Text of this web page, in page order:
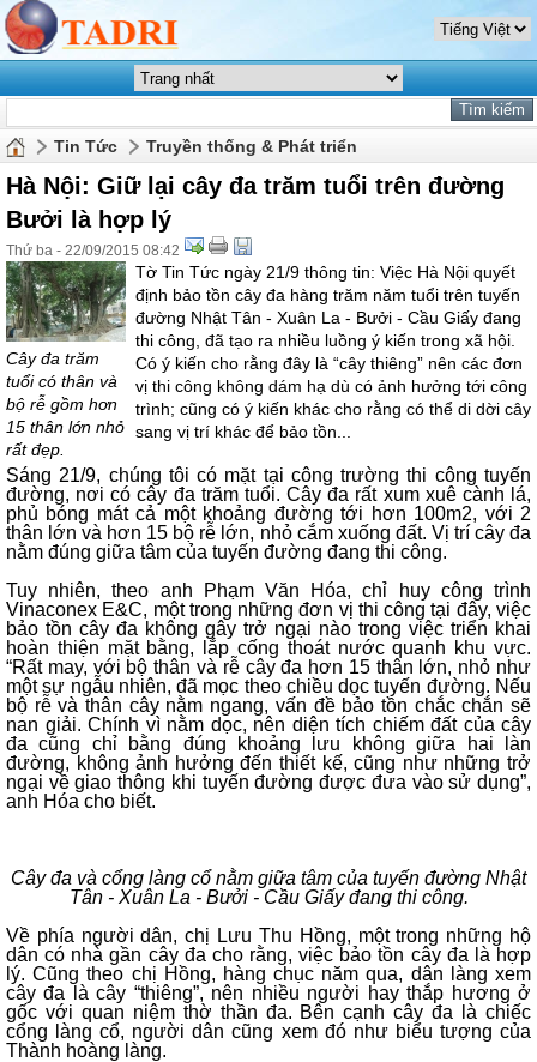
Tin Tức Truyền thống & Phát triển
Hà Nội: Giữ lại cây đa trăm tuổi trên đường
Bưởi là hợp lý
Thứ ba - 22/09/2015 08:42
Cây đa trăm
tuổi có thân và
bộ rễ gồm hơn
15 thân lớn nhỏ
rất đẹp.
Tờ Tin Tức ngày 21/9 thông tin: Việc Hà Nội quyết
định bảo tồn cây đa hàng trăm năm tuổi trên tuyến
đường Nhật Tân - Xuân La - Bưởi - Cầu Giấy đang
thi công, đã tạo ra nhiều luồng ý kiến trong xã hội.
Có ý kiến cho rằng đây là “cây thiêng” nên các đơn
vị thi công không dám hạ dù có ảnh hưởng tới công
trình; cũng có ý kiến khác cho rằng có thể di dời cây
sang vị trí khác để bảo tồn...
Sáng 21/9, chúng tôi có mặt tại công trường thi công tuyến
đường, nơi có cây đa trăm tuổi. Cây đa rất xum xuê cành lá,
phủ bóng mát cả một khoảng đường tới hơn 100m2, với 2
thân lớn và hơn 15 bộ rễ lớn, nhỏ cắm xuống đất. Vị trí cây đa
nằm đúng giữa tâm của tuyến đường đang thi công.
Tuy nhiên, theo anh Phạm Văn Hóa, chỉ huy công trình
Vinaconex E&C, một trong những đơn vị thi công tại đây, việc
bảo tồn cây đa không gây trở ngại nào trong việc triển khai
hoàn thiện mặt bằng, lắp cống thoát nước quanh khu vực.
“Rất may, với bộ thân và rễ cây đa hơn 15 thân lớn, nhỏ như
một sự ngẫu nhiên, đã mọc theo chiều dọc tuyến đường. Nếu
bộ rễ và thân cây nằm ngang, vấn đề bảo tồn chắc chắn sẽ
nan giải. Chính vì nằm dọc, nên diện tích chiếm đất của cây
đa cũng chỉ bằng đúng khoảng lưu không giữa hai làn
đường, không ảnh hưởng đến thiết kế, cũng như những trở
ngại về giao thông khi tuyến đường được đưa vào sử dụng”,
anh Hóa cho biết.
Cây đa và cổng làng cổ nằm giữa tâm của tuyến đường Nhật
Tân - Xuân La - Bưởi - Cầu Giấy đang thi công.
Về phía người dân, chị Lưu Thu Hồng, một trong những hộ
dân có nhà gần cây đa cho rằng, việc bảo tồn cây đa là hợp
lý. Cũng theo chị Hồng, hàng chục năm qua, dân làng xem
cây đa là cây “thiêng”, nên nhiều người hay thắp hương ở
gốc với quan niệm thờ thần đa. Bên cạnh cây đa là chiếc
cổng làng cổ, người dân cũng xem đó như biểu tượng của
Thành hoàng làng.